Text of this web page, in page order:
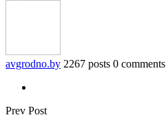
avgrodno.by 2267 posts 0 comments
Prev Post